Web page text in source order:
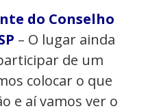
do Conselho
– O lugar ainda
de um
colocar o que
e aí vamos ver o